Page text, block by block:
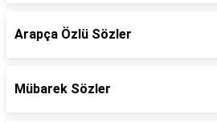
Arapça Özlü Sözler
Mübarek Sözler